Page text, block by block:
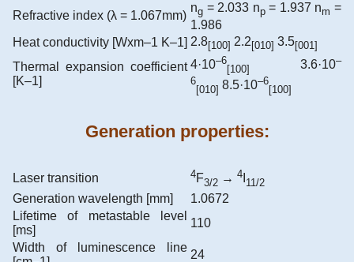
Refractive index (λ = 1.067mm)
ng = 2.033 np= 1.937 nm =
1.986
Heat conductivity [Wxm–1 K–1] 2.8[100] 2.2 [010] 3.5[001]
Thermal expansion coefficient
[K–1]
4·10–6
[100] 3.6·10–
6
[010] 8.5·10–6
[100]
Generation properties:
Laser transition 4F3/2 → 4
11/2
Generation wavelength [mm]
1.0672
Lifetime of metastable level
[ms]
110
Width of luminescence line
24